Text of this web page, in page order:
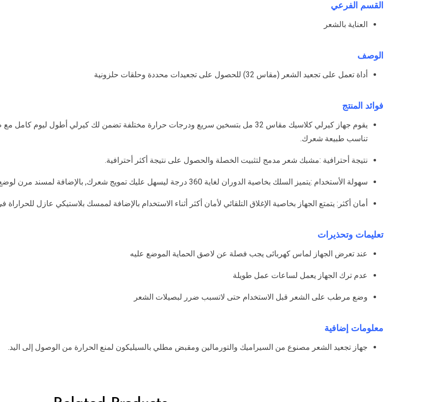
القسم الفرعي
العناية بالشعر
الوصف
أداة تعمل على تجعيد الشعر (مقاس 32) للحصول على تجعيدات محددة وحلقات حلزونية
فوائد المنتج
يقوم جهاز كيرلي كلاسيك مقاس 32 مل بتسخين سريع ودرجات حرارة مختلفة تضمن لك كيرلي أطول
تناسب طبيعة شعرك.
نتيجة أحترافية :مشبك شعر مدمج لتثبيت الخصلة والحصول على نتيجة أكثر أحترافية.
سهولة الأستخدام :يتميز السلك بخاصية الدوران لغاية 360 درجة ليسهل عليك تمويج شعرك, بالإضافة لمسند مرن لوضع الجهاز في أي مكان أثناء الاستخدام.
أمان أكثر: يتمتع الجهاز بخاصية الإغلاق التلقائي لأمان أكثر أثناء الاستخدام بالإضافة لممسك بلاستيكي عازل
تعليمات وتحذيرات
عند تعرض الجهاز لماس كهربائى يجب فصلة عن لاصق الحماية الموضع عليه
عدم ترك الجهاز يعمل لساعات عمل طويلة
وضع مرطب على الشعر قبل الاستخدام حتى لاتسبب ضرر لبصيلات الشعر
معلومات إضافية
جهاز تجعيد الشعر مصنوع من السيراميك والتورمالين ومقبض مطلي بالسيليكون لمنع الحرارة من الوصول إلى اليد.